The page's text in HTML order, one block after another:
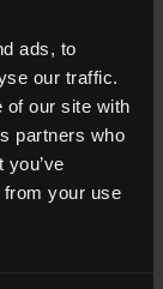
ads, to
our traffic.
of our site with
partners who
from your use